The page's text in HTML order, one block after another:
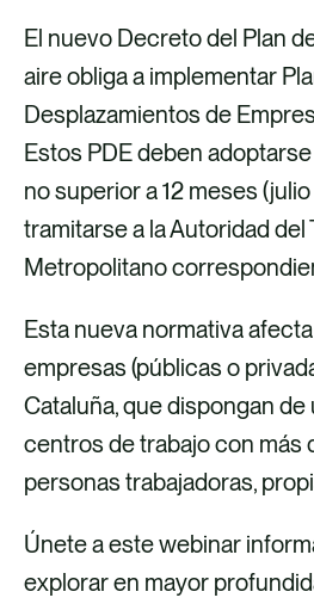
El nuevo Decreto del Plan
aire obliga a implementar
Desplazamientos de
Estos PDE deben
no superior a 12 meses
tramitarse a la Autoridad del
Metropolitano
Esta nueva normativa
empresas (públicas o
Cataluña, que dispongan de
centros de trabajo con más
personas trabajadoras,
Únete a este webinar
explorar en mayor